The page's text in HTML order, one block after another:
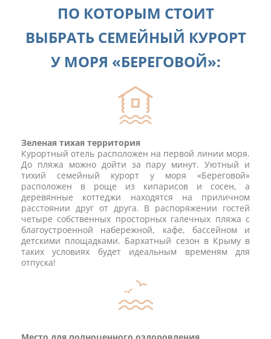
ПО КОТОРЫМ СТОИТ
ВЫБРАТЬ СЕМЕЙНЫЙ КУРОРТ
У МОРЯ «БЕРЕГОВОЙ»:
Зеленая тихая территория
Курортный отель расположен на первой линии моря.
До пляжа можно дойти за пару минут. Уютный и
тихий семейный курорт у моря «Береговой»
расположен в роще из кипарисов и сосен, а
деревянные коттеджи находятся на приличном
расстоянии друг от друга. В распоряжении гостей
четыре собственных просторных галечных пляжа с
благоустроенной набережной, кафе, бассейном и
детскими площадками. Бархатный сезон в Крыму в
таких условиях будет идеальным временям для
отпуска!